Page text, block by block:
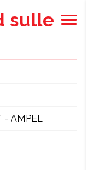
sulle
- AMPEL